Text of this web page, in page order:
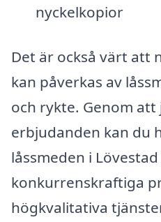
nyckelkopior
Det är också värt att
kan påverkas av
och rykte. Genom
erbjudanden kan du
låssmeden i
konkurrenskraftiga
högkvalitativa